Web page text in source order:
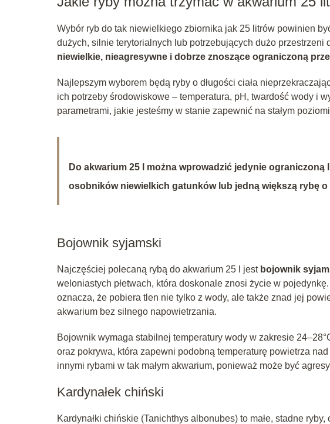
Wybór ryb do tak niewielkiego zbiornika jak 25 litrów powinien
dużych, silnie terytorialnych lub potrzebujących dużo przestrzeni
niewielkie, nieagresywne i dobrze znoszące ograniczoną
Najlepszym wyborem będą ryby o długości ciała
ich potrzeby środowiskowe – temperatura, pH, twardość wody i
parametrami, jakie jesteśmy w stanie zapewnić na stałym
Do akwarium 25 l można wprowadzić jedynie ograniczoną
osobników niewielkich gatunków lub jedną większą rybę
Bojownik syjamski
Najczęściej polecaną rybą do akwarium 25 l jest bojownik
weloniastych płetwach, która doskonale znosi życie w
oznacza, że pobiera tlen nie tylko z wody, ale także znad jej
akwarium bez silnego napowietrzania.
Bojownik wymaga stabilnej temperatury wody w zakresie
oraz pokrywa, która zapewni podobną temperaturę powietrza
innymi rybami w tak małym akwarium, ponieważ może być
Kardynałek chiński
Kardynałki chińskie (Tanichthys albonubes) to małe, stadne